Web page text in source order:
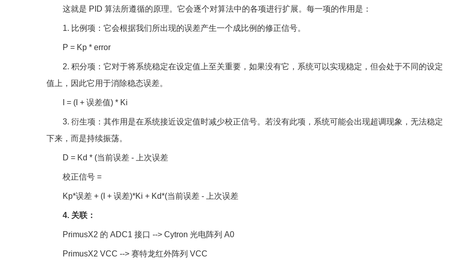
这就是 PID 算法所遵循的原理。它会逐个对算法中的各项进行扩展。每一项的作用是：
1. 比例项：它会根据我们所出现的误差产生一个成比例的修正信号。
P = Kp * error
2. 积分项：它对于将系统稳定在设定值上至关重要，如果没有它，系统可以实现稳定，但会处于不同的设定
值上，因此它用于消除稳态误差。
I = (I + 误差值) * Ki
3. 衍生项：其作用是在系统接近设定值时减少校正信号。若没有此项，系统可能会出现超调现象，无法稳定
下来，而是持续振荡。
D = Kd * (当前误差 - 上次误差
校正信号 =
Kp*误差 + (I + 误差)*Ki + Kd*(当前误差 - 上次误差
4. 关联：
PrimusX2 的 ADC1 接口 --> Cytron 光电阵列 A0
PrimusX2 VCC --> 赛特龙红外阵列 VCC